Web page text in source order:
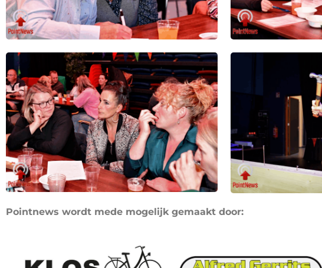
Pointnews wordt mede mogelijk gemaakt door: